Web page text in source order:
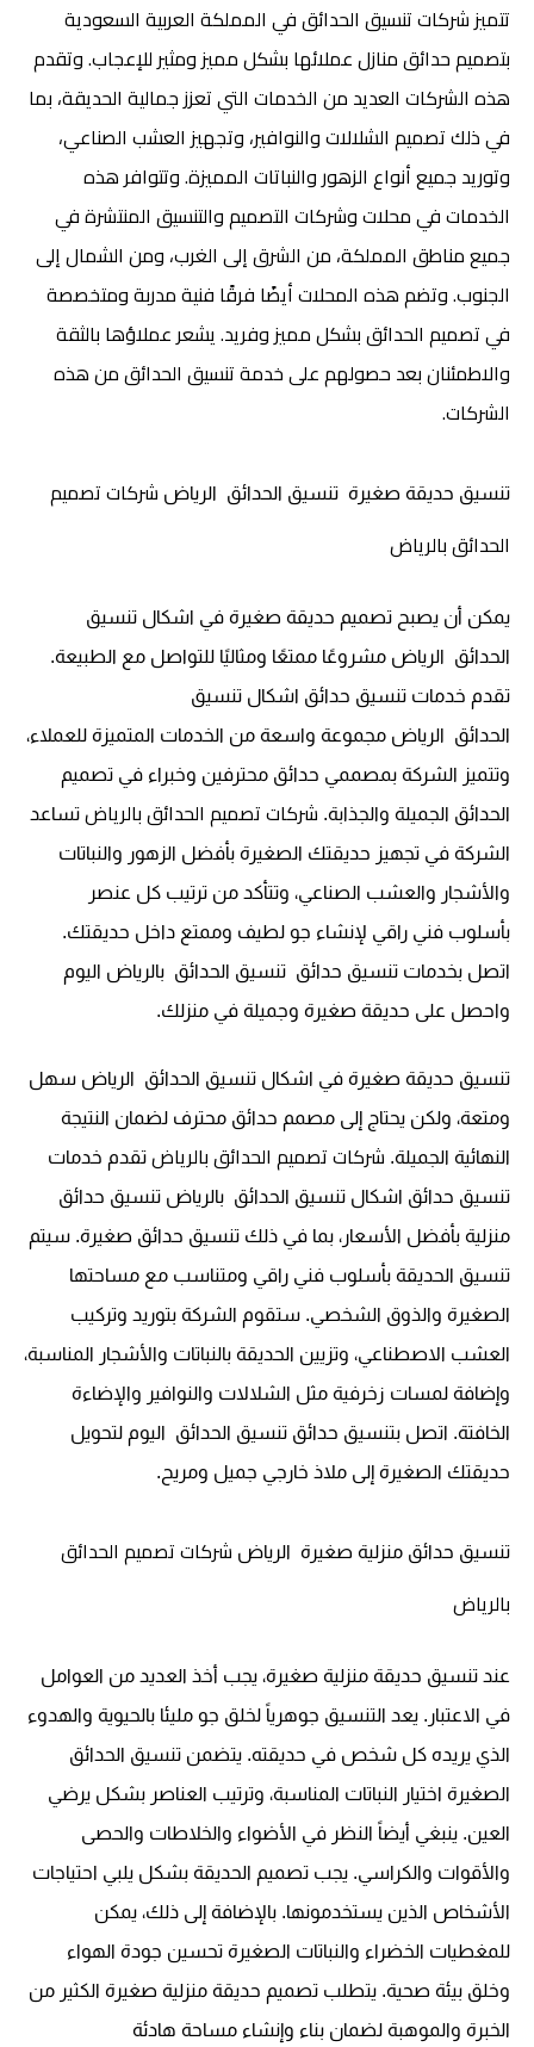
تتميز شركات تنسيق الحدائق في المملكة العربية السعودية
بتصميم حدائق منازل عملائها بشكل مميز ومثير للإعجاب. وتقدم
هذه الشركات العديد من الخدمات التي تعزز جمالية الحديقة، بما
في ذلك تصميم الشلالات والنوافير، وتجهيز العشب الصناعي،
وتوريد جميع أنواع الزهور والنباتات المميزة. وتتوافر هذه
الخدمات في محلات وشركات التصميم والتنسيق المنتشرة في
جميع مناطق المملكة، من الشرق إلى الغرب، ومن الشمال إلى
الجنوب. وتضم هذه المحلات أيضًا فرقًا فنية مدربة ومتخصصة
في تصميم الحدائق بشكل مميز وفريد. يشعر عملاؤها بالثقة
والاطمئنان بعد حصولهم على خدمة تنسيق الحدائق من هذه
الشركات.
تنسيق حديقة صغيرة تنسيق الحدائق الرياض شركات تصميم
الحدائق بالرياض
يمكن أن يصبح تصميم حديقة صغيرة في اشكال تنسيق
الحدائق الرياض مشروعًا ممتعًا ومثاليًا للتواصل مع الطبيعة.
تقدم خدمات تنسيق حدائق اشكال تنسيق
الحدائق الرياض مجموعة واسعة من الخدمات المتميزة للعملاء،
وتتميز الشركة بمصممي حدائق محترفين وخبراء في تصميم
الحدائق الجميلة والجذابة. شركات تصميم الحدائق بالرياض تساعد
الشركة في تجهيز حديقتك الصغيرة بأفضل الزهور والنباتات
والأشجار والعشب الصناعي، وتتأكد من ترتيب كل عنصر
بأسلوب فني راقي لإنشاء جو لطيف وممتع داخل حديقتك.
اتصل بخدمات تنسيق حدائق تنسيق الحدائق بالرياض اليوم
واحصل على حديقة صغيرة وجميلة في منزلك.
تنسيق حديقة صغيرة في اشكال تنسيق الحدائق الرياض سهل
ومتعة، ولكن يحتاج إلى مصمم حدائق محترف لضمان النتيجة
النهائية الجميلة. شركات تصميم الحدائق بالرياض تقدم خدمات
تنسيق حدائق اشكال تنسيق الحدائق بالرياض تنسيق حدائق
منزلية بأفضل الأسعار، بما في ذلك تنسيق حدائق صغيرة. سيتم
تنسيق الحديقة بأسلوب فني راقي ومتناسب مع مساحتها
الصغيرة والذوق الشخصي. ستقوم الشركة بتوريد وتركيب
العشب الاصطناعي، وتزيين الحديقة بالنباتات والأشجار المناسبة،
وإضافة لمسات زخرفية مثل الشلالات والنوافير والإضاءة
الخافتة. اتصل بتنسيق حدائق تنسيق الحدائق اليوم لتحويل
حديقتك الصغيرة إلى ملاذ خارجي جميل ومريح.
تنسيق حدائق منزلية صغيرة الرياض شركات تصميم الحدائق
بالرياض
عند تنسيق حديقة منزلية صغيرة، يجب أخذ العديد من العوامل
في الاعتبار. يعد التنسيق جوهرياً لخلق جو مليئا بالحيوية والهدوء
الذي يريده كل شخص في حديقته. يتضمن تنسيق الحدائق
الصغيرة اختيار النباتات المناسبة، وترتيب العناصر بشكل يرضي
العين. ينبغي أيضاً النظر في الأضواء والخلاطات والحصى
والأقوات والكراسي. يجب تصميم الحديقة بشكل يلبي احتياجات
الأشخاص الذين يستخدمونها. بالإضافة إلى ذلك، يمكن
للمغطيات الخضراء والنباتات الصغيرة تحسين جودة الهواء
وخلق بيئة صحية. يتطلب تصميم حديقة منزلية صغيرة الكثير من
الخبرة والموهبة لضمان بناء وإنشاء مساحة هادئة